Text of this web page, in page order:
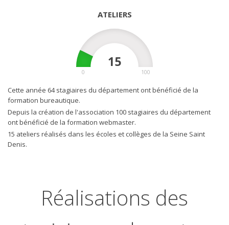
ATELIERS
15
0 100
Cette année 64 stagiaires du département ont bénéficié de la
formation bureautique.
Depuis la création de l'association 100 stagiaires du département
ont bénéficié de la formation webmaster.
15 ateliers réalisés dans les écoles et collèges de la Seine Saint
Denis.
Réalisations des